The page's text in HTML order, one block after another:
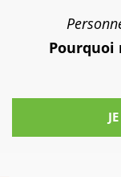
Pourquoi